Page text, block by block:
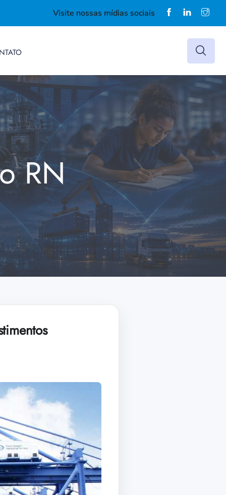
Visite nossas mídias sociais
RN